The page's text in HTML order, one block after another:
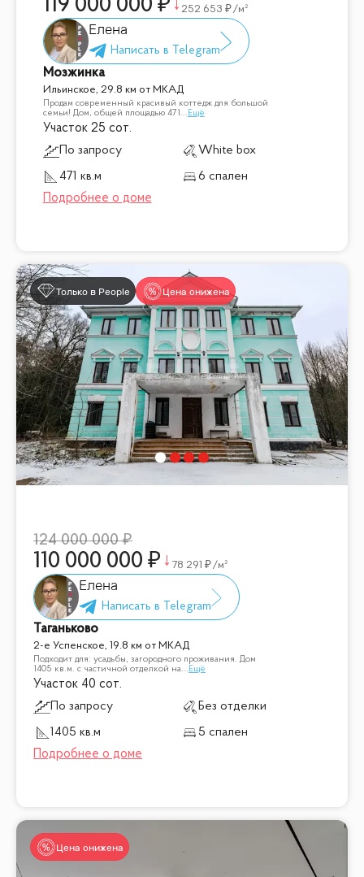
119 000 000 252 653 /м²
Елена
Мозжинка
Ильинское, 29.8 км от МКАД
Продам современный красивый коттедж для большой
семьи! Дом, общей площадью 471... Ещё
Участок 25 сот.
По запросу
White box
471 кв.м
6 спален
Только в People Цена снижена
124 000 000
110 000 000 78 291 /м²
Елена
Таганьково
2-е Успенское, 19.8 км от МКАД
Подходит для: усадьбы, загородного проживания. Дом
1405 кв.м. с частичной отделкой на... Ещё
Участок 40 сот.
По запросу
Без отделки
1405 кв.м
5 спален
Цена снижена